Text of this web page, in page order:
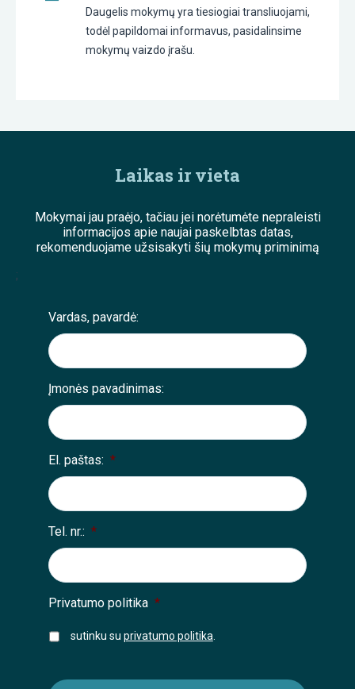
Daugelis mokymų yra tiesiogiai transliuojami,
todėl papildomai informavus, pasidalinsime
mokymų vaizdo įrašu.
Laikas ir vieta
Mokymai jau praėjo, tačiau jei norėtumėte nepraleisti
informacijos apie naujai paskelbtas datas,
rekomenduojame užsisakyti šių mokymų priminimą
;
Vardas, pavardė:
Įmonės pavadinimas:
El. paštas: *
Tel. nr.: *
Privatumo politika *
sutinku su privatumo politika